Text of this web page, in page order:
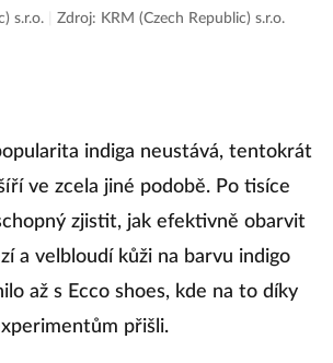
s.r.o. Zdroj: KRM (Czech Republic) s.r.o.
indiga neustává, tentokrát
ve zcela jiné podobě. Po tisíce
zjistit, jak efektivně obarvit
a velbloudí kůži na barvu indigo
až s Ecco shoes, kde na to díky
přišli.